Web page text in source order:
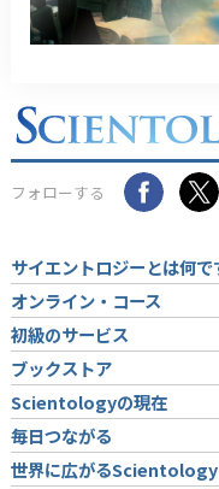
フォローする
サイエントロジーとは何で
オンライン・コース
初級のサービス
ブックストア
Scientologyの現在
毎日つながる
世界に広がるScientology